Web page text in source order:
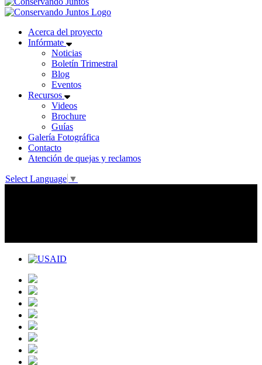
Acerca del proyecto
Infórmate
Noticias
Boletín Trimestral
Blog
Eventos
Recursos
Videos
Brochure
Guías
Galería Fotográfica
Contacto
Atención de quejas y reclamos
Select Language ▼